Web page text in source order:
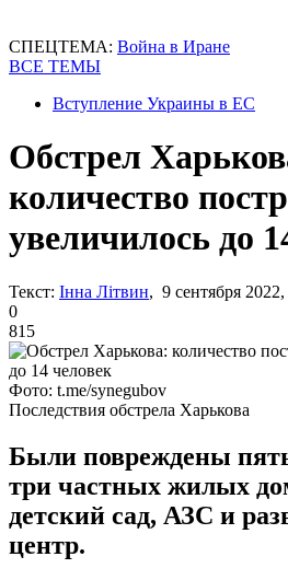
СПЕЦТЕМА: Война в Иране
ВСЕ ТЕМЫ
Вступление Украины в ЕС
Обстрел
количество
увеличилось до
Текст: Інна Літвин, 9 сентября
0
815
Фото: t.me/synegubov
Последствия обстрела Харькова
Были повреждены
три частных жилых
детский сад, АЗС и
центр.